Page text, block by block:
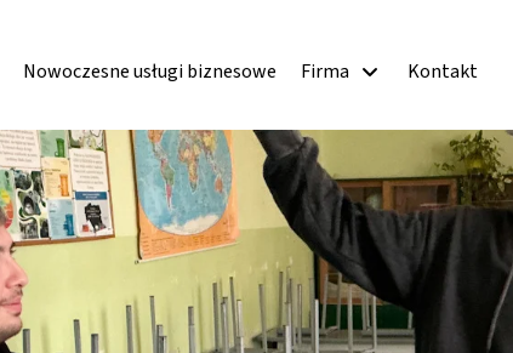
Nowoczesne usługi biznesowe Firma Kontakt